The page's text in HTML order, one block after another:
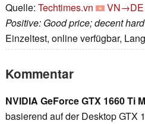
Quelle: Techtimes.vn VN→DE
Positive: Good price; decent
Einzeltest, online verfügbar,
Kommentar
NVIDIA GeForce GTX 1660 Ti
basierend auf der Desktop GTX